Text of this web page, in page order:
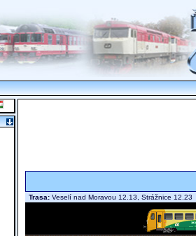
Trasa: Veselí nad Moravou 12.13, Strážnice 12.23